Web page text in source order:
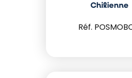
Chilienne